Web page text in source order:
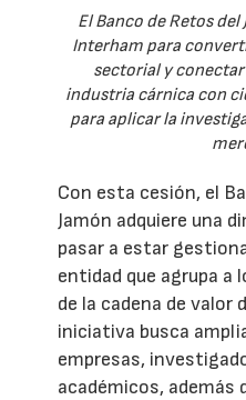
El Banco de Retos del
Interham para
sectorial y conectar
industria cárnica con
para aplicar la
Con esta cesión, el
Jamón adquiere una
pasar a estar
entidad que agrupa a
de la cadena de valor
iniciativa busca
empresas,
académicos, además